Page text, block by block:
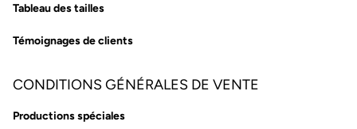
Tableau des tailles
Témoignages de clients
CONDITIONS GÉNÉRALES DE VENTE
Productions spéciales